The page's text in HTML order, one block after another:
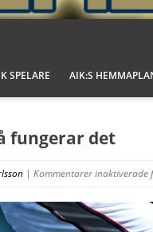
SPELARE AIK:S
fungerar det
| Kommentarer inaktiverade